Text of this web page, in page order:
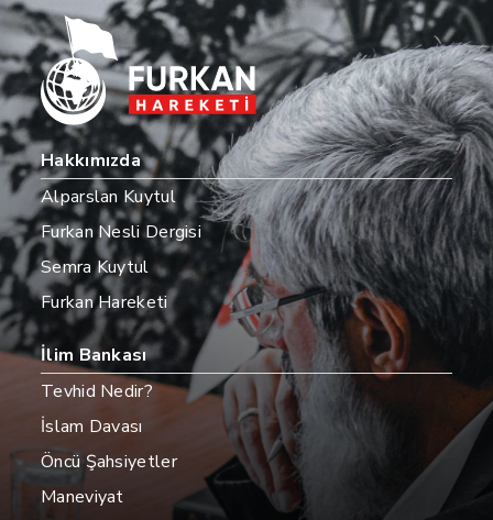
Hakkımızda
Alparslan Kuytul
Furkan Nesli Dergisi
Semra Kuytul
Furkan Hareketi
İlim Bankası
Tevhid Nedir?
İslam Davası
Öncü Şahsiyetler
Maneviyat